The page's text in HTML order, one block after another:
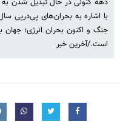
با اشاره به بحران‌های پی‌درپی
جنگ و اکنون بحران انرژی؛
است./آخرین خبر